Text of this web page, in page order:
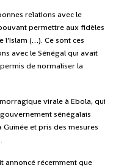
relations avec le
permettre aux fidèles
(…). Ce sont ces
avec le Sénégal qui avait
de normaliser la
virale à Ebola, qui
sénégalais
et pris des mesures
annoncé récemment que